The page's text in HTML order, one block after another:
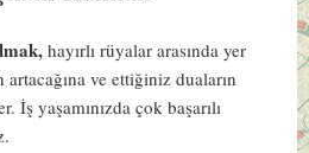
hayırlı rüyalar arasında yer
ve ettiğiniz duaların
İş yaşamınızda çok başarılı